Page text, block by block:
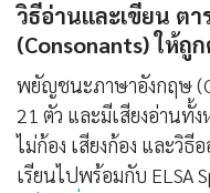
วิธีอ่านและเขียน ต
(Consonants) ให้ถู
พยัญชนะภาษาอังกฤษ
21 ตัว และมีเสียงอ่านทั้
ไม่ก้อง เสียงก้อง และวิธี
เรียนไปพร้อมกับ ELSA